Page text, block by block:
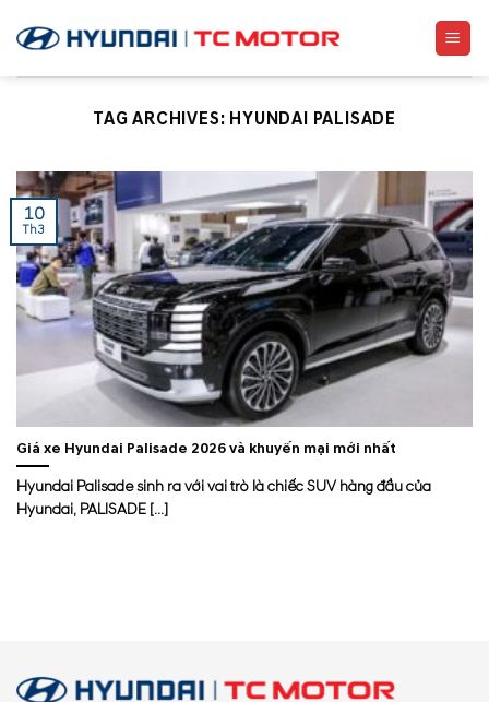
TAG ARCHIVES: HYUNDAI PALISADE
Giá xe Hyundai Palisade 2026 và khuyến mại mới nhất
Hyundai Palisade sinh ra với vai trò là chiếc SUV hàng đầu của
Hyundai, PALISADE [...]
10
Th3